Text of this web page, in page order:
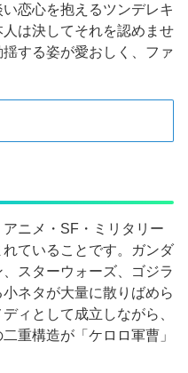
恋心を抱えるツンデレキ
は決してそれを認めませ
する姿が愛おしく、ファ
アニメ・SF・ミリタリー
ていることです。ガンダ
スターウォーズ、ゴジラ
ネタが大量に散りばめら
ィとして成立しながら、
重構造が「ケロロ軍曹」